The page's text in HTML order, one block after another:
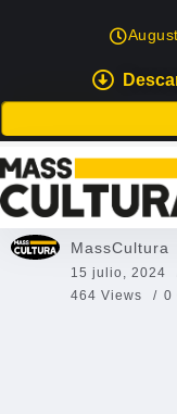
DEPORTES
Regata de
Regata de la Mujer
MassCultura
15 julio, 2024
464 Views
0